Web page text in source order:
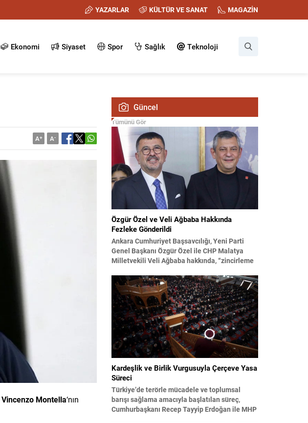
YAZARLAR KÜLTÜR VE SANAT MAGAZİN
Ekonomi Siyaset Spor Sağlık Teknoloji
A+ A-
Vincenzo Montella‘nın
Güncel
Tümünü Gör
Özgür Özel ve Veli Ağbaba Hakkında
Fezleke Gönderildi
Ankara Cumhuriyet Başsavcılığı, Yeni Parti
Genel Başkanı Özgür Özel ile CHP Malatya
Milletvekili Veli Ağbaba hakkında, “zincirleme
düzenlenen fezlekeleri Adalet Bakanlığı’na
sevk etti. Fezlekeler, 31 Mart 2024 yerel
seçimleri ve 4-5 Kasım 2023’teki CHP 38.
Olağan Kurultayı sürecine ilişkin iddiaları
kapsıyor. Daha önce Antalya ve İstanbul...
Kardeşlik ve Birlik Vurgusuyla Çerçeve Yasa
Süreci
Türkiye’de terörle mücadele ve toplumsal
barışı sağlama amacıyla başlatılan süreç,
Cumhurbaşkanı Recep Tayyip Erdoğan ile MHP